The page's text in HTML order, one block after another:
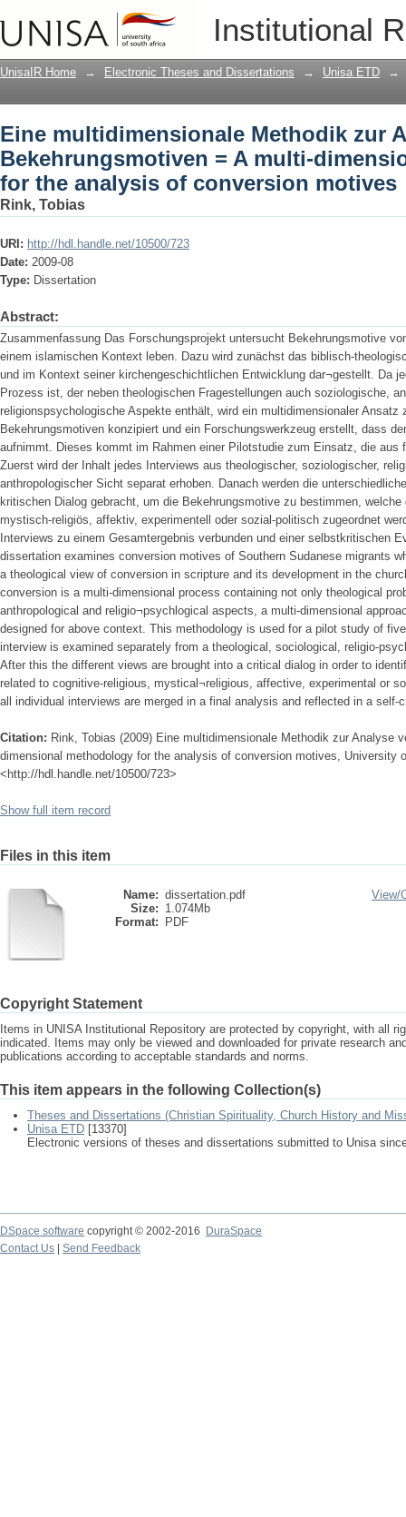
Institutional
Eine multidimensionale Methodik zur
dimensional methodology for the
UnisaIR Home → Electronic Theses and Dissertations → Unisa ETD →
Eine multidimensionale Methodik zur
Bekehrungsmotiven = A multi-
for the analysis of conversion motives
Rink, Tobias
URI: http://hdl.handle.net/10500/723
Date: 2009-08
Type: Dissertation
Abstract:
Zusammenfassung Das Forschungsprojekt untersucht Bekehrungsmotive
einem islamischen Kontext leben. Dazu wird zunächst das biblisch-
und im Kontext seiner kirchengeschichtlichen Entwicklung dar¬gestellt. Da
Prozess ist, der neben theologischen Fragestellungen auch soziologische,
religionspsychologische Aspekte enthält, wird ein multidimensionaler Ansatz
Bekehrungsmotiven konzipiert und ein Forschungswerkzeug erstellt, dass
aufnimmt. Dieses kommt im Rahmen einer Pilotstudie zum Einsatz, die aus
Zuerst wird der Inhalt jedes Interviews aus theologischer, soziologischer,
anthropologischer Sicht separat erhoben. Danach werden die
kritischen Dialog gebracht, um die Bekehrungsmotive zu bestimmen,
mystisch-religiös, affektiv, experimentell oder sozial-politisch zugeordnet
Interviews zu einem Gesamtergebnis verbunden und einer selbstkritischen
dissertation examines conversion motives of Southern Sudanese migrants
a theological view of conversion in scripture and its development in the
conversion is a multi-dimensional process containing not only theological
anthropological and religio¬psychlogical aspects, a multi-dimensional
designed for above context. This methodology is used for a pilot study of
interview is examined separately from a theological, sociological, religio-
After this the different views are brought into a critical dialog in order to
related to cognitive-religious, mystical¬religious, affective, experimental or
all individual interviews are merged in a final analysis and reflected in a self-
Citation: Rink, Tobias (2009) Eine multidimensionale Methodik zur Analyse
dimensional methodology for the analysis of conversion motives, University
<http://hdl.handle.net/10500/723>
Show full item record
Files in this item
Name: dissertation.pdf
Size: 1.074Mb
Format:
PDF
View/
Copyright Statement
Items in UNISA Institutional Repository are protected by copyright, with all
indicated. Items may only be viewed and downloaded for private research
publications according to acceptable standards and norms.
This item appears in the following Collection(s)
Theses and Dissertations (Christian Spirituality, Church History and
Unisa ETD [13370]
Electronic versions of theses and dissertations submitted to Unisa
DSpace software copyright © 2002-2016
DuraSpace
Contact Us
Send Feedback